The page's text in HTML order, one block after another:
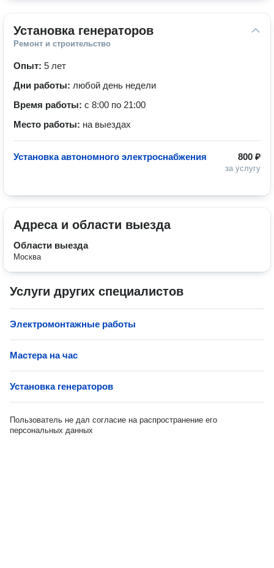
Установка генераторов
Ремонт и строительство
Опыт: 5 лет
Дни работы: любой день недели
Время работы: с 8:00 по 21:00
Место работы: на выездах
800 ₽
за услугу
Установка автономного электроснабжения
Адреса и области выезда
Области выезда
Москва
Услуги других специалистов
Электромонтажные работы
Мастера на час
Установка генераторов
Пользователь не дал согласие на распространение его
персональных данных